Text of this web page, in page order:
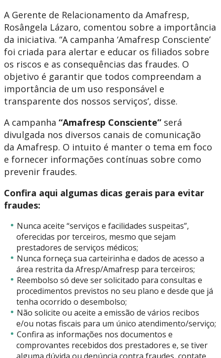
A Gerente de Relacionamento da Amafresp,
Rosângela Lázaro, comentou sobre a importância
da iniciativa. “A campanha ‘Amafresp Consciente’
foi criada para alertar e educar os filiados sobre
os riscos e as consequências das fraudes. O
objetivo é garantir que todos compreendam a
importância de um uso responsável e
transparente dos nossos serviços’, disse.
A campanha “Amafresp Consciente” será
divulgada nos diversos canais de comunicação
da Amafresp. O intuito é manter o tema em foco
e fornecer informações contínuas sobre como
prevenir fraudes.
Confira aqui algumas dicas gerais para evitar
fraudes:
Nunca aceite “serviços e facilidades suspeitas”,
oferecidas por terceiros, mesmo que sejam
prestadores de serviços médicos;
Nunca forneça sua carteirinha e dados de acesso a
área restrita da Afresp/Amafresp para terceiros;
Reembolso só deve ser solicitado para consultas e
procedimentos previstos no seu plano e desde que já
tenha ocorrido o desembolso;
Não solicite ou aceite a emissão de vários recibos
e/ou notas fiscais para um único atendimento/serviço;
Confira as informações nos documentos e
comprovantes recebidos dos prestadores e, se tiver